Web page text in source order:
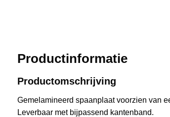
Productinformatie
Productomschrijving
Gemelamineerd spaanplaat voorzien van
Leverbaar met bijpassend kantenband.